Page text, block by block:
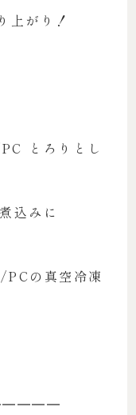
上がり！
とろりとし
込みに
の真空冷凍